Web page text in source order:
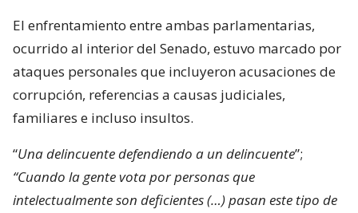
El enfrentamiento entre ambas parlamentarias,
ocurrido al interior del Senado, estuvo marcado por
ataques personales que incluyeron acusaciones de
corrupción, referencias a causas judiciales,
familiares e incluso insultos.
“Una delincuente defendiendo a un delincuente”;
“Cuando la gente vota por personas que
intelectualmente son deficientes (…) pasan este tipo de